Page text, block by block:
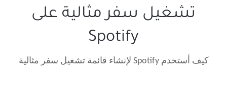
تشغيل سفر مثالية على
Spotify
كيف أستخدم Spotify لإنشاء قائمة تشغيل سفر مثالية